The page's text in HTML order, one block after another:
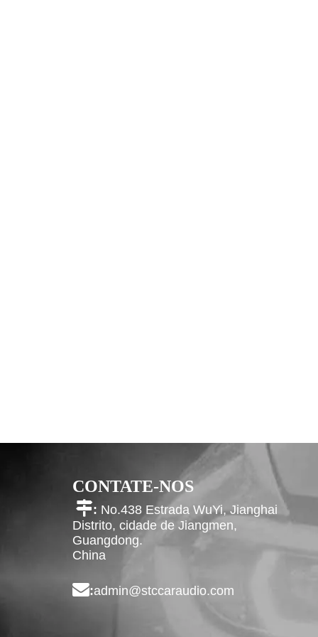
CONTATE-NOS
: No.438 Estrada WuYi, Jianghai
Distrito, cidade de Jiangmen,
Guangdong.
China
:admin@stccaraudio.com